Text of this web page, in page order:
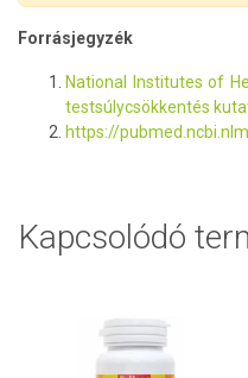
Forrásjegyzék
National Institutes of
testsúlycsökkentés
https://
Kapcsolódó